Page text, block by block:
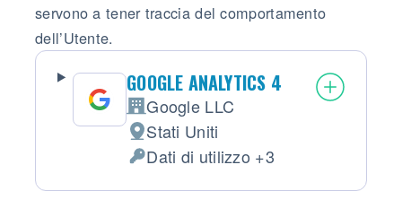
servono a tener traccia del comportamento
dell’Utente.
GOOGLE ANALYTICS 4
Azienda:
Google LLC
Luogo del trattamento:
Stati Uniti
Dati Personali trattati:
Dati di utilizzo +3